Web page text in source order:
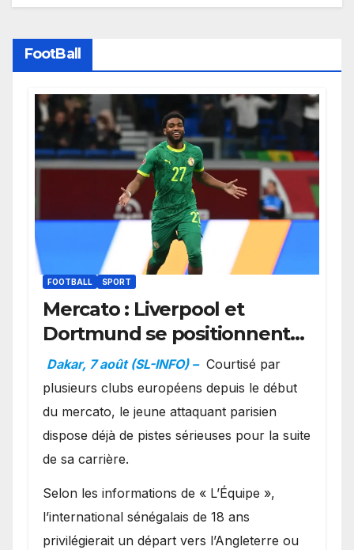
FootBall
FOOTBALL SPORT
Mercato : Liverpool et
Dortmund se positionnent
en favoris pour recruter
Ibrahim Mbaye
Dakar, 7 août (SL-INFO) – Courtisé par
plusieurs clubs européens depuis le début
du mercato, le jeune attaquant parisien
dispose déjà de pistes sérieuses pour la suite
de sa carrière.
Selon les informations de « L’Équipe »,
l’international sénégalais de 18 ans
privilégierait un départ vers l’Angleterre ou